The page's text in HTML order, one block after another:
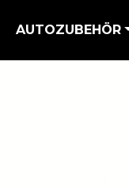
AUTOZUBEHÖR